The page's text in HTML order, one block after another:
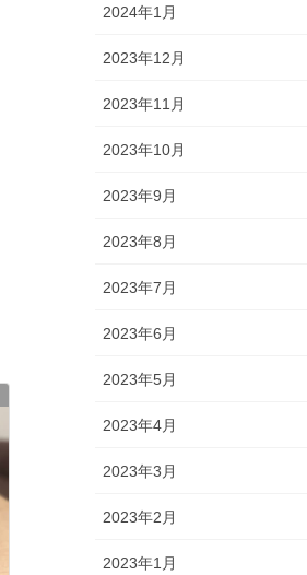
2024年1月
2023年12月
2023年11月
2023年10月
2023年9月
2023年8月
2023年7月
2023年6月
2023年5月
2023年4月
2023年3月
2023年2月
2023年1月